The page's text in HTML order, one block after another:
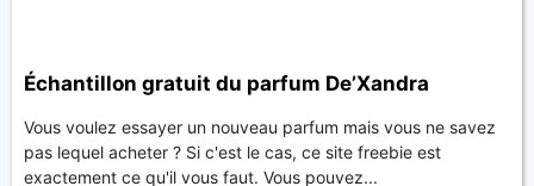
Échantillon gratuit du parfum De’Xandra
Vous voulez essayer un nouveau parfum mais vous ne savez
pas lequel acheter ? Si c'est le cas, ce site freebie est
exactement ce qu'il vous faut. Vous pouvez...